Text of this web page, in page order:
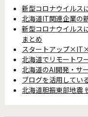
新型コロナウイルス
北海道IT関連企業の
新型コロナウイルス
まとめ
スタートアップ
北海道でリモートワ
北海道のAI開発・サ
ブログを活用してい
北海道胆振東部地震